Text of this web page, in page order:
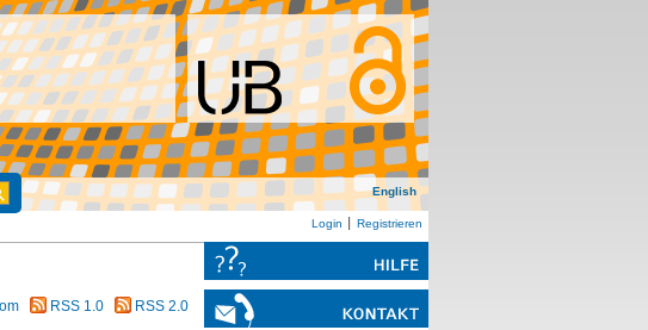
English
Login Registrieren
RSS 1.0
RSS 2.0